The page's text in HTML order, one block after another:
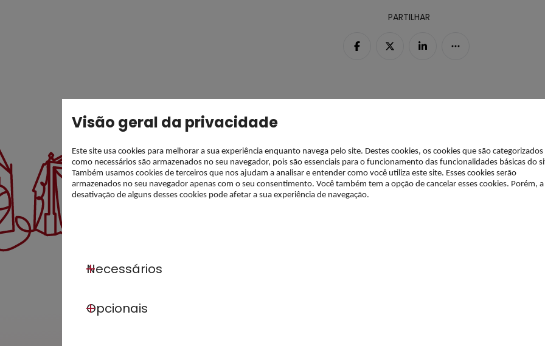
PARTILHAR
Visão geral da privacidade
Este site usa cookies para melhorar a sua experiência enquanto navega pelo site. Destes cookies, os cookies que são categorizados
como necessários são armazenados no seu navegador, pois são essenciais para o funcionamento das funcionalidades básicas do
Também usamos cookies de terceiros que nos ajudam a analisar e entender como você utiliza este site. Esses cookies serão
armazenados no seu navegador apenas com o seu consentimento. Você também tem a opção de cancelar esses cookies. Porém, a
desativação de alguns desses cookies pode afetar a sua experiência de navegação.
Necessários
Opcionais